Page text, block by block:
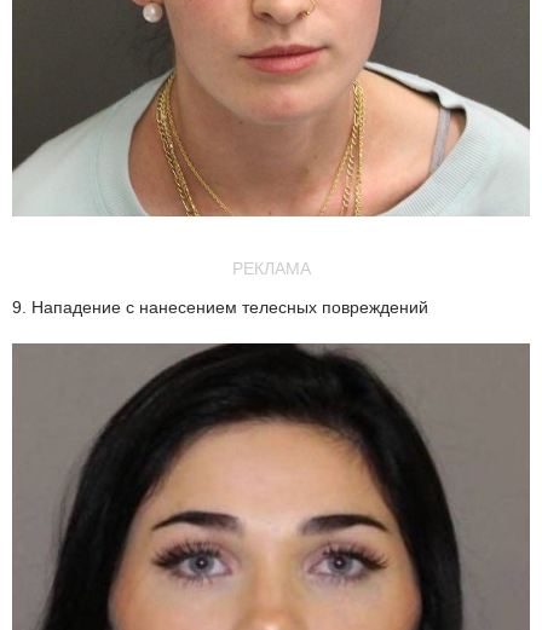
РЕКЛАМА
9. Нападение с нанесением телесных повреждений